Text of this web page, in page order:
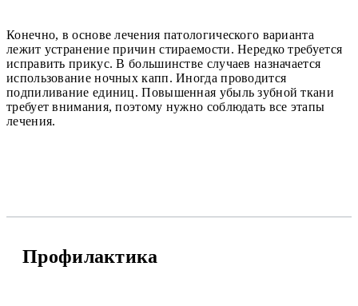
Конечно, в основе лечения патологического варианта
лежит устранение причин стираемости. Нередко требуется
исправить прикус. В большинстве случаев назначается
использование ночных капп. Иногда проводится
подпиливание единиц. Повышенная убыль зубной ткани
требует внимания, поэтому нужно соблюдать все этапы
лечения.
Профилактика